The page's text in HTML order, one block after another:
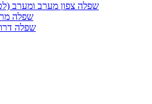
שפלה צפון מערב ומערב
שפלה
שפלה